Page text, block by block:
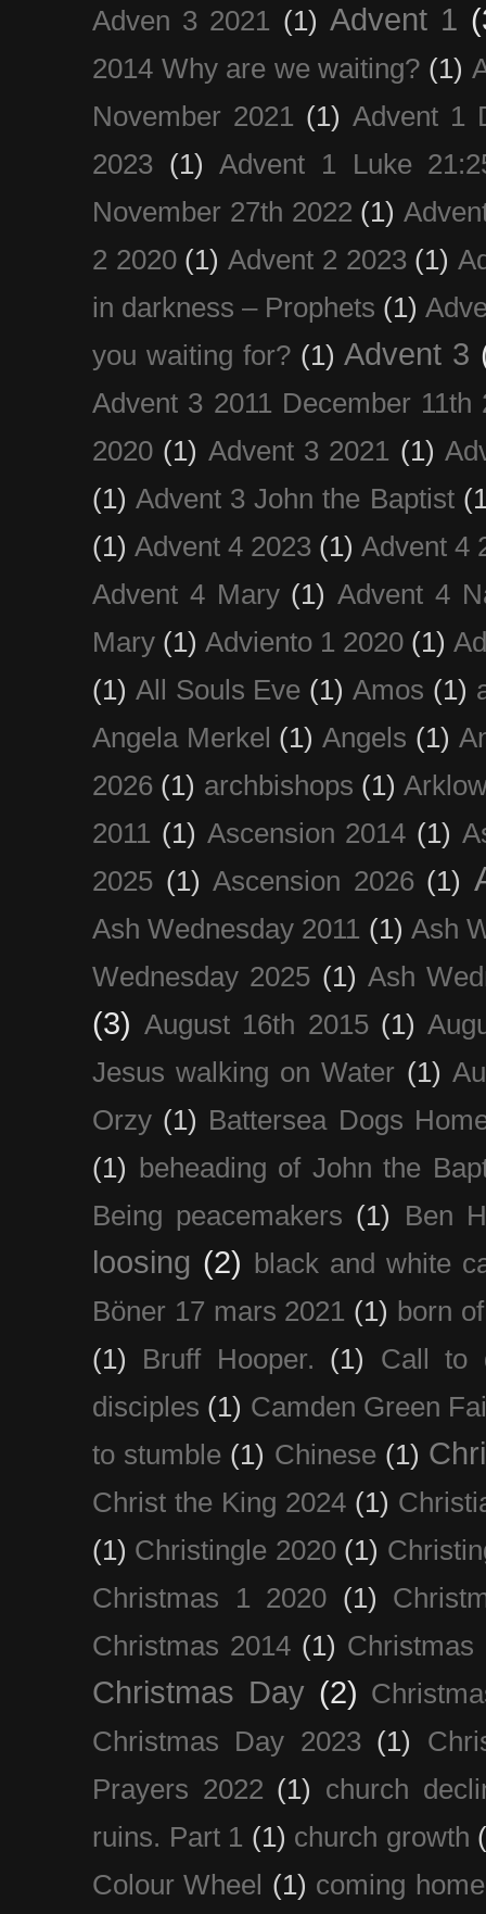
Adven 3 2021
(1) Advent 1
2014 Why are we waiting? (1)
November 2021
(1) Advent 1
2023 (1)
Advent 1 Luke
November 27th 2022 (1)
2 2020 (1) Advent 2 2023 (1)
in darkness – Prophets (1)
you waiting for? (1) Advent 3
Advent 3 2011 December 11th
2020 (1) Advent 3 2021 (1)
(1) Advent 3 John the Baptist
(1) Advent 4 2023 (1) Advent 4
Advent 4 Mary (1) Advent 4
Mary (1) Adviento 1 2020 (1)
(1) All Souls Eve (1) Amos (1)
Angela Merkel (1) Angels (1)
2026 (1) archbishops (1)
2011 (1) Ascension 2014 (1)
2025 (1) Ascension 2026 (1)
Ash Wednesday 2011 (1) Ash
Wednesday 2025 (1) Ash
(3) August 16th 2015 (1)
Jesus walking on Water (1)
Orzy (1) Battersea Dogs
(1) beheading of John the
Being peacemakers (1) Ben
loosing (2) black and white
Böner 17 mars 2021 (1) born
(1)
Bruff Hooper. (1)
Call to
disciples (1) Camden Green
to stumble (1) Chinese (1)
Christ the King 2024 (1)
(1) Christingle 2020 (1)
Christmas 1 2020 (1)
Christmas 2014 (1) Christmas
Christmas Day (2)
Christmas Day 2023 (1)
Prayers 2022 (1) church
ruins. Part 1 (1) church growth
Colour Wheel (1) coming